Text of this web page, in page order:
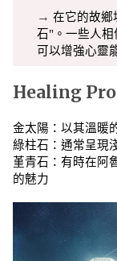
→ 在它的故鄉
石"。一些人相
可以增強心靈
Healing
金太陽：以其溫暖
綠柱石：通常呈現
堇青石：有時在阿
的魅力